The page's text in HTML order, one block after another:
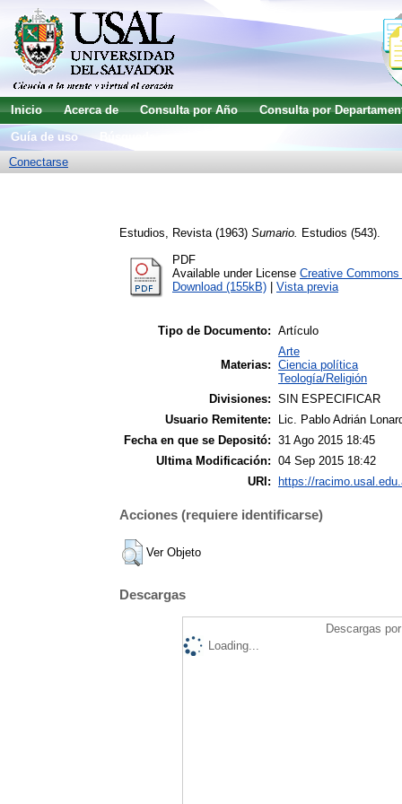
Inicio Acerca de Consulta por Año
Consulta por
Guía de uso
Conectarse
Estudios, Revista (1963) Sumario. Estudios (543).
PDF
Available under License Creative
Download (155kB)
Vista previa
Tipo de Documento: Artículo
Materias:
Arte
Ciencia política
Teología/Religión
Divisiones: SIN ESPECIFICAR
Usuario Remitente:
Lic. Pablo Adrián
Fecha en que se Depositó: 31 Ago 2015 18:45
Ultima Modificación: 04 Sep 2015 18:42
URI:
https://
Acciones (requiere identificarse)
Ver Objeto
Descargas
Descargas
Loading...